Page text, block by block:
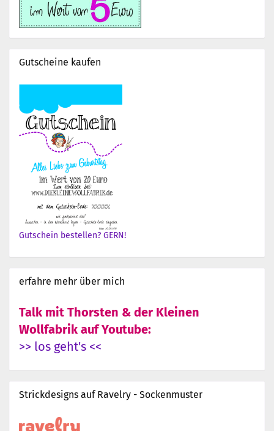
Gutscheine kaufen
Gutschein bestellen? GERN!
erfahre mehr über mich
Talk mit Thorsten & der Kleinen
Wollfabrik auf Youtube:
>> los geht's <<
Strickdesigns auf Ravelry - Sockenmuster